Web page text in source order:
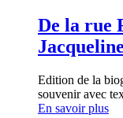
De la rue
Edition de la
souvenir avec
En savoir plus